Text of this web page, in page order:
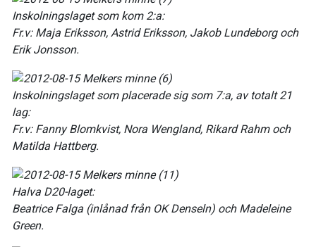
Inskolningslaget som kom 2:a:
Fr.v: Maja Eriksson, Astrid Eriksson, Jakob Lundeborg och
Erik Jonsson.
Inskolningslaget som placerade sig som 7:a, av totalt 21
lag:
Fr.v: Fanny Blomkvist, Nora Wengland, Rikard Rahm och
Matilda Hattberg.
Halva D20-laget:
Beatrice Falga (inlånad från OK Denseln) och Madeleine
Green.